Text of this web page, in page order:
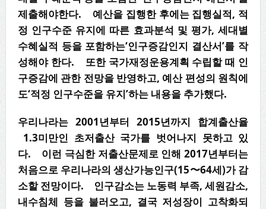
제출해야한다. 예산을 집행한 후에는 집행실적, 적
정 인구수준 유지에 따른 효과분석 및 평가, 세대별
수혜실적 등을 포함하는‘인구증감인지 결산서’를 작
성해야 한다. 또한 국가재정운용계획 수립할 때 인
구증감에 관한 전망을 반영하고, 예산 편성의 원칙에
도‘적정 인구수준을 유지’하는 내용을 추가했다.
우리나라는 2001년부터 2015년까지 합계출산율
1.3미만인 초저출산 국가를 벗어나지 못하고 있
다. 이런 극심한 저출산문제로 인해 2017년부터는
처음으로 우리나라의 생산가능인구(15〜64세)가 감
소할 전망이다. 인구감소는 노동력 부족, 세원감소,
내수침체 등을 불러오고, 결국 저성장이 고착화되